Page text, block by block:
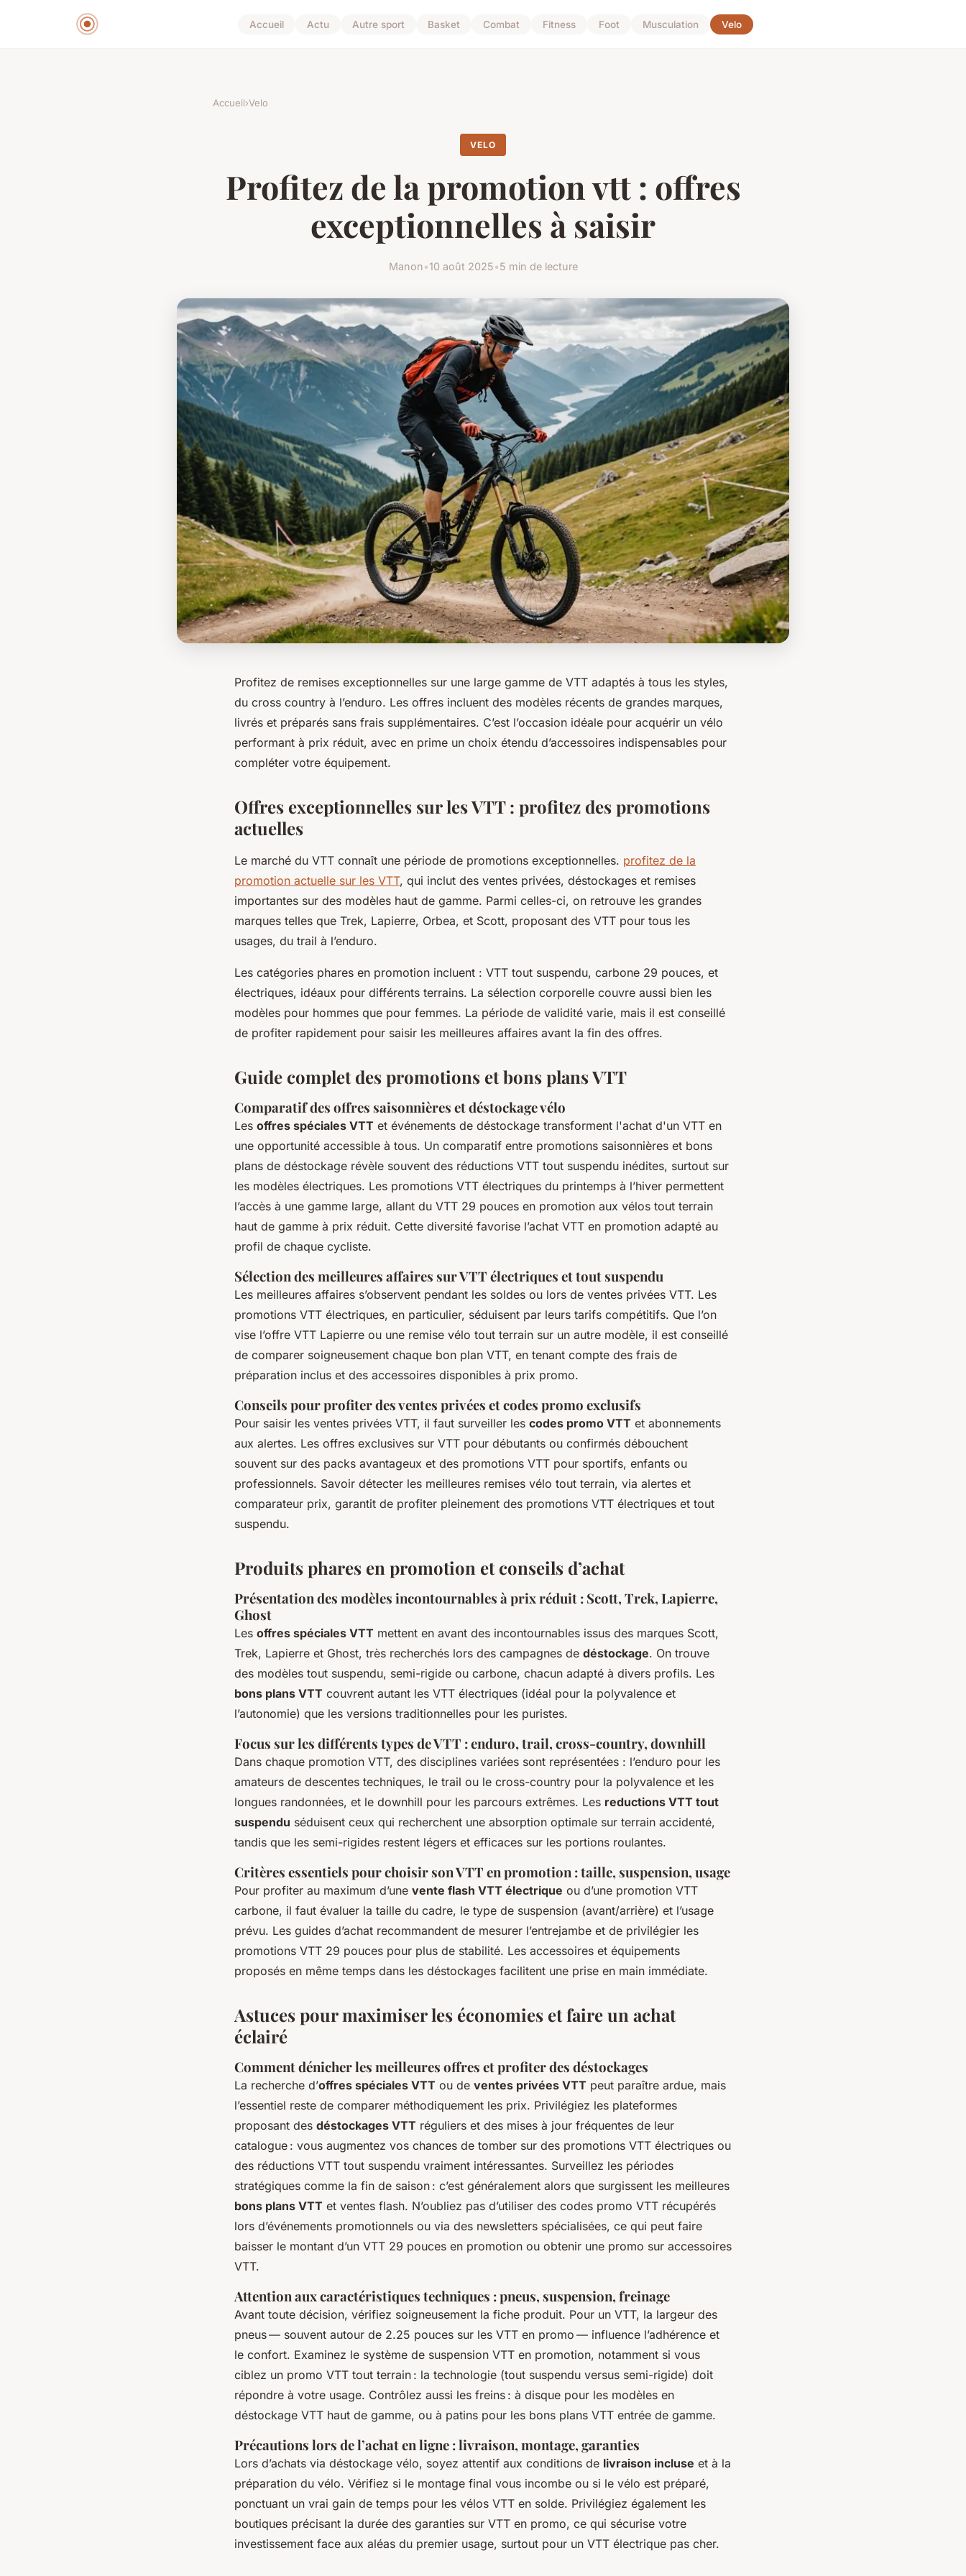
Accueil Actu Autre sport Basket Combat Fitness Foot Musculation Velo
Accueil›Velo
VELO
Profitez de la promotion vtt : offres
exceptionnelles à saisir
Manon•10 août 2025•5 min de lecture
Profitez de remises exceptionnelles sur une large gamme de VTT adaptés à tous les styles,
du cross country à l’enduro. Les offres incluent des modèles récents de grandes marques,
livrés et préparés sans frais supplémentaires. C’est l’occasion idéale pour acquérir un vélo
performant à prix réduit, avec en prime un choix étendu d’accessoires indispensables pour
compléter votre équipement.
Offres exceptionnelles sur les VTT : profitez des promotions
actuelles
Le marché du VTT connaît une période de promotions exceptionnelles. profitez de la
promotion actuelle sur les VTT, qui inclut des ventes privées, déstockages et remises
importantes sur des modèles haut de gamme. Parmi celles-ci, on retrouve les grandes
marques telles que Trek, Lapierre, Orbea, et Scott, proposant des VTT pour tous les
usages, du trail à l’enduro.
Les catégories phares en promotion incluent : VTT tout suspendu, carbone 29 pouces, et
électriques, idéaux pour différents terrains. La sélection corporelle couvre aussi bien les
modèles pour hommes que pour femmes. La période de validité varie, mais il est conseillé
de profiter rapidement pour saisir les meilleures affaires avant la fin des offres.
Guide complet des promotions et bons plans VTT
Comparatif des offres saisonnières et déstockage vélo
Les offres spéciales VTT et événements de déstockage transforment l'achat d'un VTT en
une opportunité accessible à tous. Un comparatif entre promotions saisonnières et bons
plans de déstockage révèle souvent des réductions VTT tout suspendu inédites, surtout sur
les modèles électriques. Les promotions VTT électriques du printemps à l’hiver permettent
l’accès à une gamme large, allant du VTT 29 pouces en promotion aux vélos tout terrain
haut de gamme à prix réduit. Cette diversité favorise l’achat VTT en promotion adapté au
profil de chaque cycliste.
Sélection des meilleures affaires sur VTT électriques et tout suspendu
Les meilleures affaires s’observent pendant les soldes ou lors de ventes privées VTT. Les
promotions VTT électriques, en particulier, séduisent par leurs tarifs compétitifs. Que l’on
vise l’offre VTT Lapierre ou une remise vélo tout terrain sur un autre modèle, il est conseillé
de comparer soigneusement chaque bon plan VTT, en tenant compte des frais de
préparation inclus et des accessoires disponibles à prix promo.
Conseils pour profiter des ventes privées et codes promo exclusifs
Pour saisir les ventes privées VTT, il faut surveiller les codes promo VTT et abonnements
aux alertes. Les offres exclusives sur VTT pour débutants ou confirmés débouchent
souvent sur des packs avantageux et des promotions VTT pour sportifs, enfants ou
professionnels. Savoir détecter les meilleures remises vélo tout terrain, via alertes et
comparateur prix, garantit de profiter pleinement des promotions VTT électriques et tout
suspendu.
Produits phares en promotion et conseils d’achat
Présentation des modèles incontournables à prix réduit : Scott, Trek, Lapierre,
Ghost
Les offres spéciales VTT mettent en avant des incontournables issus des marques Scott,
Trek, Lapierre et Ghost, très recherchés lors des campagnes de déstockage. On trouve
des modèles tout suspendu, semi-rigide ou carbone, chacun adapté à divers profils. Les
bons plans VTT couvrent autant les VTT électriques (idéal pour la polyvalence et
l’autonomie) que les versions traditionnelles pour les puristes.
Focus sur les différents types de VTT : enduro, trail, cross-country, downhill
Dans chaque promotion VTT, des disciplines variées sont représentées : l’enduro pour les
amateurs de descentes techniques, le trail ou le cross-country pour la polyvalence et les
longues randonnées, et le downhill pour les parcours extrêmes. Les reductions VTT tout
suspendu séduisent ceux qui recherchent une absorption optimale sur terrain accidenté,
tandis que les semi-rigides restent légers et efficaces sur les portions roulantes.
Critères essentiels pour choisir son VTT en promotion : taille, suspension, usage
Pour profiter au maximum d’une vente flash VTT électrique ou d’une promotion VTT
carbone, il faut évaluer la taille du cadre, le type de suspension (avant/arrière) et l’usage
prévu. Les guides d’achat recommandent de mesurer l’entrejambe et de privilégier les
promotions VTT 29 pouces pour plus de stabilité. Les accessoires et équipements
proposés en même temps dans les déstockages facilitent une prise en main immédiate.
Astuces pour maximiser les économies et faire un achat
éclairé
Comment dénicher les meilleures offres et profiter des déstockages
La recherche d’offres spéciales VTT ou de ventes privées VTT peut paraître ardue, mais
l’essentiel reste de comparer méthodiquement les prix. Privilégiez les plateformes
proposant des déstockages VTT réguliers et des mises à jour fréquentes de leur
catalogue : vous augmentez vos chances de tomber sur des promotions VTT électriques ou
des réductions VTT tout suspendu vraiment intéressantes. Surveillez les périodes
stratégiques comme la fin de saison : c’est généralement alors que surgissent les meilleures
bons plans VTT et ventes flash. N’oubliez pas d’utiliser des codes promo VTT récupérés
lors d’événements promotionnels ou via des newsletters spécialisées, ce qui peut faire
baisser le montant d’un VTT 29 pouces en promotion ou obtenir une promo sur accessoires
VTT.
Attention aux caractéristiques techniques : pneus, suspension, freinage
Avant toute décision, vérifiez soigneusement la fiche produit. Pour un VTT, la largeur des
pneus — souvent autour de 2.25 pouces sur les VTT en promo — influence l’adhérence et
le confort. Examinez le système de suspension VTT en promotion, notamment si vous
ciblez un promo VTT tout terrain : la technologie (tout suspendu versus semi-rigide) doit
répondre à votre usage. Contrôlez aussi les freins : à disque pour les modèles en
déstockage VTT haut de gamme, ou à patins pour les bons plans VTT entrée de gamme.
Précautions lors de l’achat en ligne : livraison, montage, garanties
Lors d’achats via déstockage vélo, soyez attentif aux conditions de livraison incluse et à la
préparation du vélo. Vérifiez si le montage final vous incombe ou si le vélo est préparé,
ponctuant un vrai gain de temps pour les vélos VTT en solde. Privilégiez également les
boutiques précisant la durée des garanties sur VTT en promo, ce qui sécurise votre
investissement face aux aléas du premier usage, surtout pour un VTT électrique pas cher.